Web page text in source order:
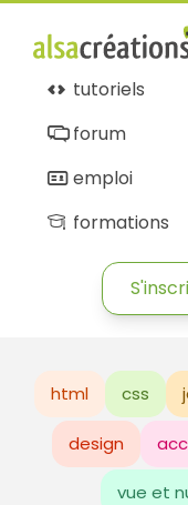
tutoriels
forum
emploi
formations
html css
design
vue et